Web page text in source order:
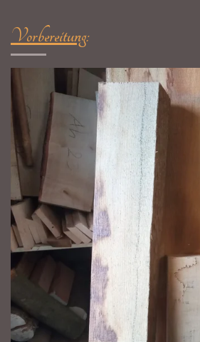
Vorbereitung: